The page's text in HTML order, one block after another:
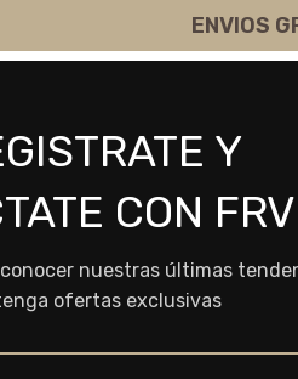
Y
CON
nuestras últimas
ofertas exclusivas
ENVIOS
HOME